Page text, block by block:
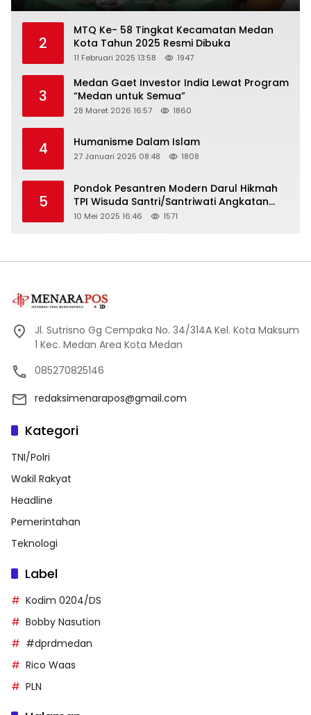
2
MTQ Ke- 58 Tingkat Kecamatan Medan
Kota Tahun 2025 Resmi Dibuka
11 Februari 2025 13:58 1947
3
Medan Gaet Investor India Lewat Program
“Medan untuk Semua”
28 Maret 2026 16:57 1860
4 Humanisme Dalam Islam
27 Januari 2025 08:48 1808
5
Pondok Pesantren Modern Darul Hikmah
TPI Wisuda Santri/Santriwati Angkatan
XXXIII
10 Mei 2025 16:46 1571
Jl. Sutrisno Gg Cempaka No. 34/314A Kel. Kota Maksum
1 Kec. Medan Area Kota Medan
085270825146
redaksimenarapos@gmail.com
Kategori
TNI/Polri
Wakil Rakyat
Headline
Pemerintahan
Teknologi
Label
Kodim 0204/DS
Bobby Nasution
#dprdmedan
Rico Waas
PLN